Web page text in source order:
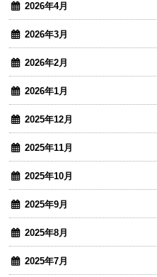
2026年4月
2026年3月
2026年2月
2026年1月
2025年12月
2025年11月
2025年10月
2025年9月
2025年8月
2025年7月